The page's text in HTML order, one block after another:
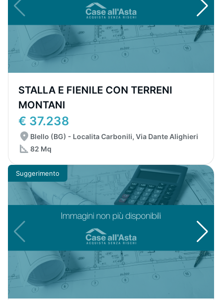
STALLA E FIENILE CON TERRENI
MONTANI
€ 37.238
Blello (BG) - Localita Carbonili, Via Dante Alighieri
82 Mq
Suggerimento